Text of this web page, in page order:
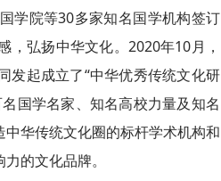
学院等30多家知名国学机构签订
，弘扬中华文化。2020年10月，
发起成立了“中华优秀传统文化研
国学名家、知名高校力量及知名
华传统文化圈的标杆学术机构和
的文化品牌。